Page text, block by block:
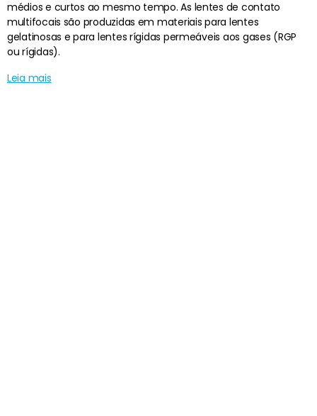
médios e curtos ao mesmo tempo. As lentes de contato
multifocais são produzidas em materiais para lentes
gelatinosas e para lentes rígidas permeáveis aos gases (RGP
ou rígidas).
Leia mais